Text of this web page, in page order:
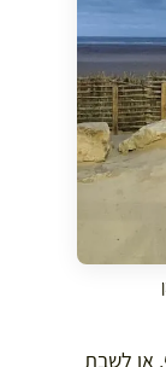
או לשבת